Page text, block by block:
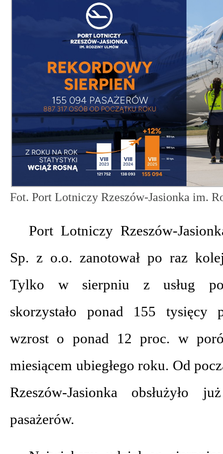
Fot. Port Lotniczy Rzeszów-Jasionka im.
Port Lotniczy Rzeszów-
Sp. z o.o. zanotował po raz
Tylko w sierpniu z usług
skorzystało ponad 155 tysięcy
wzrost o ponad 12 proc. w
miesiącem ubiegłego roku. Od
Rzeszów-Jasionka obsłużyło
pasażerów.